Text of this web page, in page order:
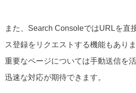
また、Search ConsoleではURLを直
ス登録をリクエストする機能もありま
重要なページについては手動送信を
迅速な対応が期待できます。